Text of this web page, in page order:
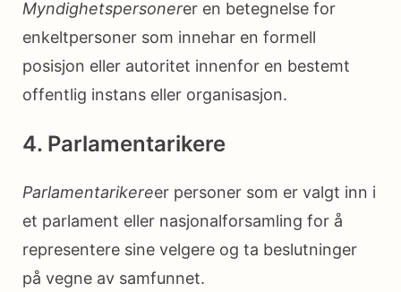
Myndighetspersonerer en betegnelse for
enkeltpersoner som innehar en formell
posisjon eller autoritet innenfor en bestemt
offentlig instans eller organisasjon.
4. Parlamentarikere
Parlamentarikereer personer som er valgt inn i
et parlament eller nasjonalforsamling for å
representere sine velgere og ta beslutninger
på vegne av samfunnet.